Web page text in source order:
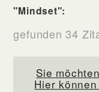
"Mindset":
gefunden 34
Sie
Hier